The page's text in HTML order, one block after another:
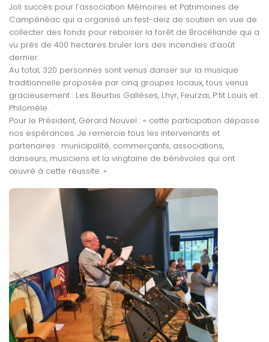
Joli succès pour l’association Mémoires et Patrimoines de
Campénéac qui a organisé un fest-deiz de soutien en vue de
collecter des fonds pour reboiser la forêt de Brocéliande qui a
vu près de 400 hectares bruler lors des incendies d’août
dernier.
Au total, 320 personnes sont venus danser sur la musique
traditionnelle proposée par cinq groupes locaux, tous venus
gracieusement : Les Beurbis Gallèses, Lhyr, Feurzaï, P’tit Louis et
Philomèle.
Pour le Président, Gérard Nouvel : « cette participation dépasse
nos espérances. Je remercie tous les intervenants et
partenaires : municipalité, commerçants, associations,
danseurs, musiciens et la vingtaine de bénévoles qui ont
œuvré à cette réussite. »